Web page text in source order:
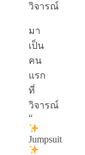
วิจารณ์
มา
เป็น
คน
แรก
ที่
วิจารณ์
“
Jumpsuit